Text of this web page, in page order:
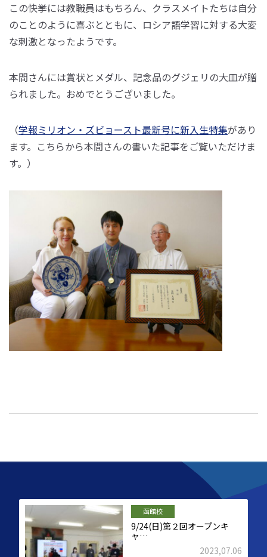
この快挙には教職員はもちろん、クラスメイトたちは自分
のことのように喜ぶとともに、ロシア語学習に対する大変
な刺激となったようです。
本間さんには賞状とメダル、記念品のグジェリの大皿が贈
られました。おめでとうございました。
（学報ミリオン・ズビョースト最新号に新入生特集があり
ます。こちらから本間さんの書いた記事をご覧いただけま
す。）
函館校
9/24(日)第２回オープンキ
ャ…
2023,07.06